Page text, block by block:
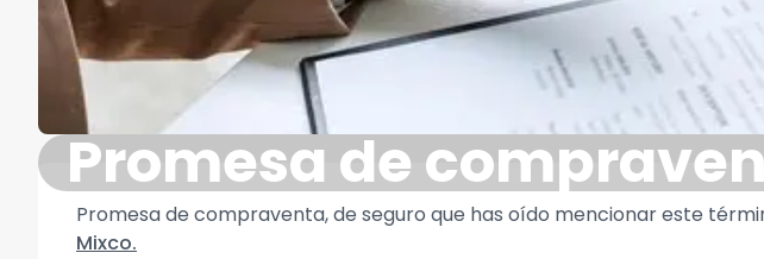
Promesa de
Promesa de compraventa, de seguro que has oído mencionar este
Mixco.